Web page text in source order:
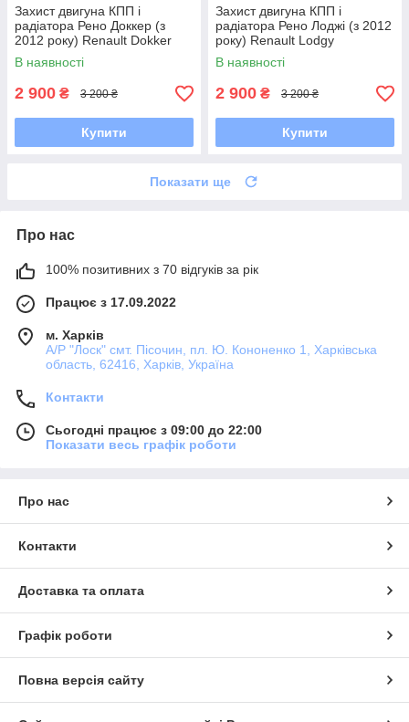
Захист двигуна КПП і
радіатора Рено Доккер (з
2012 року) Renault Dokker
В наявності
2 900 ₴ 3 200 ₴
Купити
Захист двигуна КПП і
радіатора Рено Лоджі (з 2012
року) Renault Lodgy
В наявності
2 900 ₴ 3 200 ₴
Купити
Показати ще
Про нас
100% позитивних з 70 відгуків за рік
Працює з 17.09.2022
м. Харків
А/Р "Лоск" смт. Пісочин, пл. Ю. Кононенко 1, Харківська
область, 62416, Харків, Україна
Контакти
Сьогодні працює з 09:00 до 22:00
Показати весь графік роботи
Про нас
Контакти
Доставка та оплата
Графік роботи
Повна версія сайту